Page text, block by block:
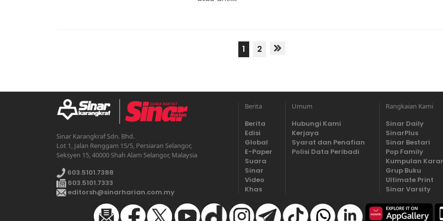
1 2
Sinar Karangkraf Sdn. Bhd.
Lot 1, Jalan Renggam 15/5, Persiaran Selangor,
Seksyen 15, 40000 Shah Alam Selangor, Malaysia
603.5101.7388
603.5101.7333
editorsh@sinarharian.com.my
Berita
Berita
Edisi
Global
E-Paper
Suara
Sinar
Video
Khas
Umum
Hubungi Kami
Kerjaya
Syarat dan Penafian
Polisi Data Peribadi
Rangkaian Kami
Sinar Daily
SinarPlus
Sinar Bestari
Pop Family
Kumpulan
Grup Buku
Ultimate Print
Sinar Varsity